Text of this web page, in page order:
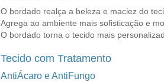
O bordado realça a beleza e maciez do
Agrega ao ambiente mais sofisticação e
O bordado torna o tecido mais
Tecido com Tratamento
AntiÁcaro e AntiFungo